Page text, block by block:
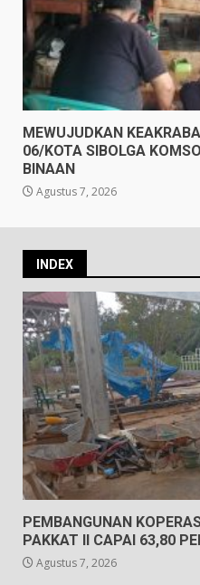
MEWUJUDKAN
06/KOTA SIBOLGA
BINAAN
Agustus 7, 2026
INDEX
PEMBANGUNAN
PAKKAT II CAPAI 63,80
Agustus 7, 2026